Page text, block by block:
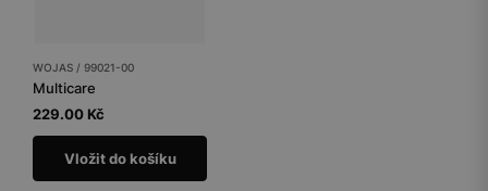
WOJAS / 99021-00
Multicare
229.00 Kč
Vložit do košíku